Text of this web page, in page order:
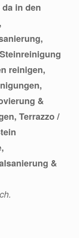
in den
reinigen,
&
Terrazzo /
&